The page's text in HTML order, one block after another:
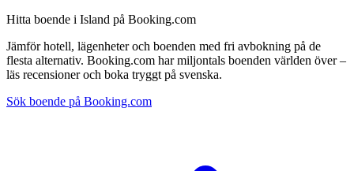
Hitta boende i Island på Booking.com
Jämför hotell, lägenheter och boenden med fri avbokning på de
flesta alternativ. Booking.com har miljontals boenden världen över –
läs recensioner och boka tryggt på svenska.
Sök boende på Booking.com